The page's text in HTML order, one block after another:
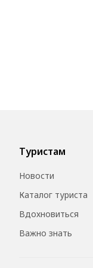
Туристам
Новости
Каталог туриста
Вдохновиться
Важно знать